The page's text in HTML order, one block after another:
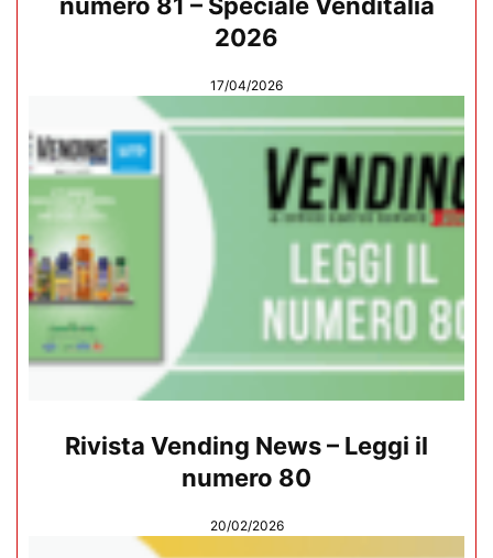
numero 81 – Speciale Venditalia
2026
17/04/2026
Rivista Vending News – Leggi il
numero 80
20/02/2026